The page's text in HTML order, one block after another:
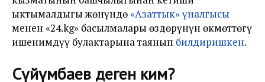
ыктымалдыгы жөнүндө«Азаттык» үналгысы
менен «24.kg» басылмалары өздөрүнүн өкмөттөгү
ишенимдүү булактарына таянып билдиришкен.
Сүйүмбаев деген ким?